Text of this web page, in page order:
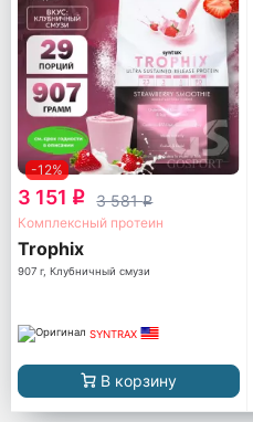
-12%
3 151 q 3 581q
Комплексный протеин
Trophix
907 г, Клубничный смузи
SYNTRAX
В корзину